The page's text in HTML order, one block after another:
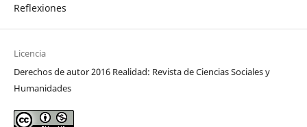
Reflexiones
Licencia
Derechos de autor 2016 Realidad: Revista de Ciencias Sociales y
Humanidades